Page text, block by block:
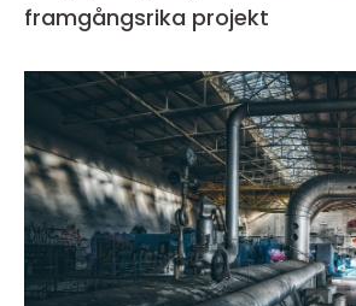
framgångsrika projekt